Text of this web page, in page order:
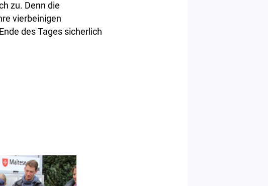
zu. Denn die
vierbeinigen
des Tages sicherlich